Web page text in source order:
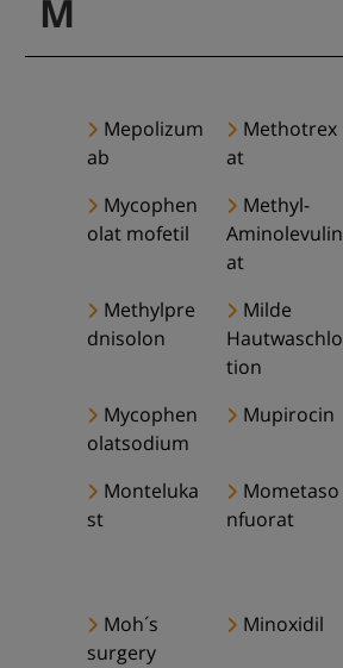
M
Mepolizum
ab
Methotrex
at
Mycophen
olat mofetil
Methyl-
Aminolevulin
at
Methylpre
dnisolon
Milde
Hautwaschlo
tion
Mycophen
olatsodium
Mupirocin
Monteluka
st
Mometaso
nfuorat
Moh´s
surgery
Minoxidil